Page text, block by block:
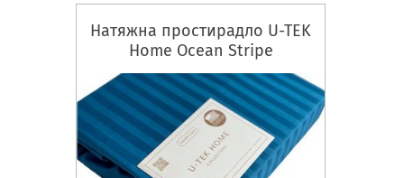
Натяжна простирадло U-TEK
Home Ocean Stripe